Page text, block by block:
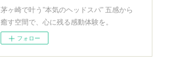
茅ヶ崎で叶う”本気のヘッドスパ” 五感から
癒す空間で、心に残る感動体験を。
フォロー